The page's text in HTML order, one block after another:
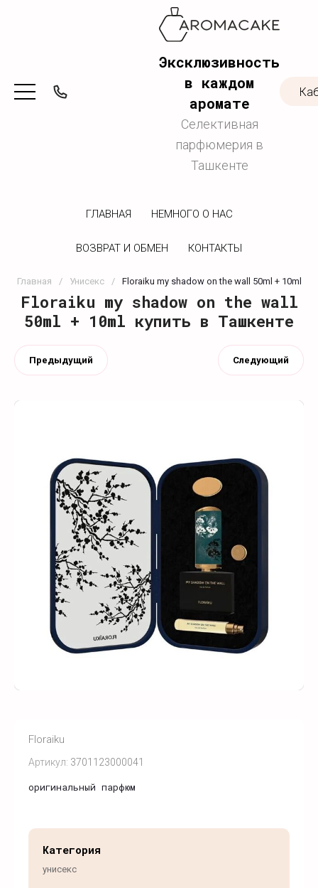
Эксклюзивность
в каждом
аромате
Селективная
парфюмерия в
Ташкенте
ГЛАВНАЯ НЕМНОГО О НАС
ВОЗВРАТ И ОБМЕН КОНТАКТЫ
Главная / Унисекс / Floraiku my shadow on the wall 50ml + 10ml
Floraiku my shadow on the wall
50ml + 10ml купить в Ташкенте
Предыдущий Следующий
Артикул: 3701123000041
Floraiku
оригинальный парфюм
Категория
унисекс